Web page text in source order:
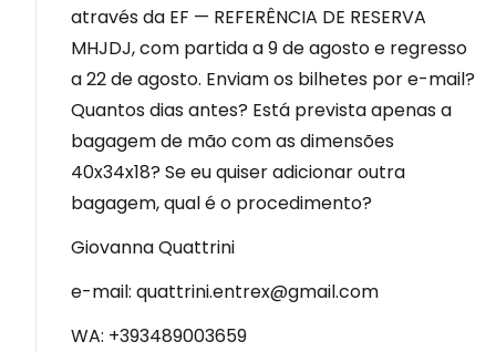
através da EF — REFERÊNCIA DE RESERVA
MHJDJ, com partida a 9 de agosto e regresso
a 22 de agosto. Enviam os bilhetes por e-mail?
Quantos dias antes? Está prevista apenas a
bagagem de mão com as dimensões
40x34x18? Se eu quiser adicionar outra
bagagem, qual é o procedimento?
Giovanna Quattrini
e-mail: quattrini.entrex@gmail.com
WA: +393489003659